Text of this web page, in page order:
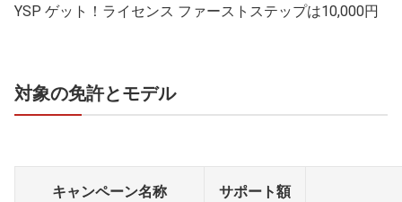
YSP ゲット！ライセンス ファーストステップは10,000円
対象の免許とモデル
キャンペーン名称 サポート額